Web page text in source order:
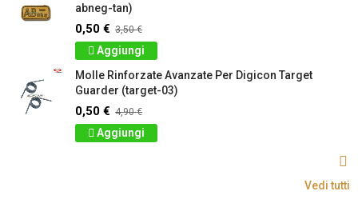
abneg-tan)
0,50 € 3,50 €
Aggiungi
Molle Rinforzate Avanzate Per Digicon Target
Guarder (target-03)
0,50 € 4,90 €
Aggiungi
Vedi tutti